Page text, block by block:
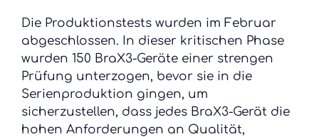
Die Produktionstests wurden im Februar
abgeschlossen. In dieser kritischen Phase
wurden 150 BraX3-Geräte einer strengen
Prüfung unterzogen, bevor sie in die
Serienproduktion gingen, um
sicherzustellen, dass jedes BraX3-Gerät die
hohen Anforderungen an Qualität,